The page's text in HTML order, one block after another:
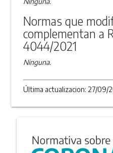
Normas que
complementan a
4044/2021
Ninguna.
Última actualizacion: 27/09/